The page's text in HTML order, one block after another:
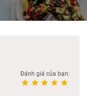
Đánh giá của bạn: